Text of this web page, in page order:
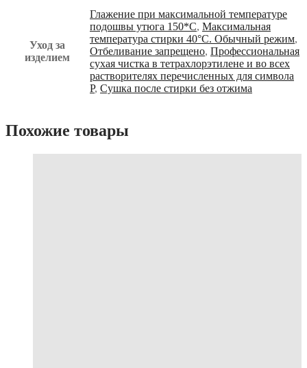
Уход за
изделием
Глажение при максимальной температуре
подошвы утюга 150*С, Максимальная
температура стирки 40°С. Обычный режим,
Отбеливание запрещено, Профессиональная
сухая чистка в тетрахлорэтилене и во всех
растворителях перечисленных для символа
Р, Сушка после стирки без отжима
Похожие товары